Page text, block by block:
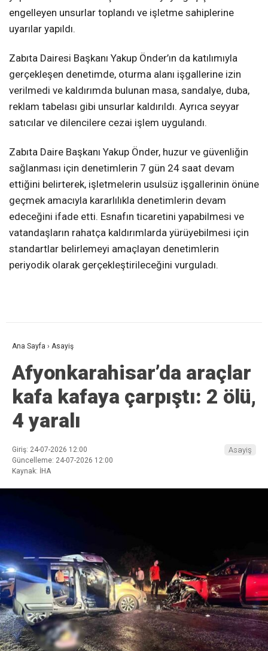
engelleyen unsurlar toplandı ve işletme sahiplerine
uyarılar yapıldı.
Zabıta Dairesi Başkanı Yakup Önder’ın da katılımıyla
gerçekleşen denetimde, oturma alanı işgallerine izin
verilmedi ve kaldırımda bulunan masa, sandalye, duba,
reklam tabelası gibi unsurlar kaldırıldı. Ayrıca seyyar
satıcılar ve dilencilere cezai işlem uygulandı.
Zabıta Daire Başkanı Yakup Önder, huzur ve güvenliğin
sağlanması için denetimlerin 7 gün 24 saat devam
ettiğini belirterek, işletmelerin usulsüz işgallerinin önüne
geçmek amacıyla kararlılıkla denetimlerin devam
edeceğini ifade etti. Esnafın ticaretini yapabilmesi ve
vatandaşların rahatça kaldırımlarda yürüyebilmesi için
standartlar belirlemeyi amaçlayan denetimlerin
periyodik olarak gerçekleştirileceğini vurguladı.
Ana Sayfa › Asayiş
Afyonkarahisar’da araçlar
kafa kafaya çarpıştı: 2 ölü,
4 yaralı
Giriş: 24-07-2026 12:00
Güncelleme: 24-07-2026 12:00
Kaynak: İHA
Asayiş